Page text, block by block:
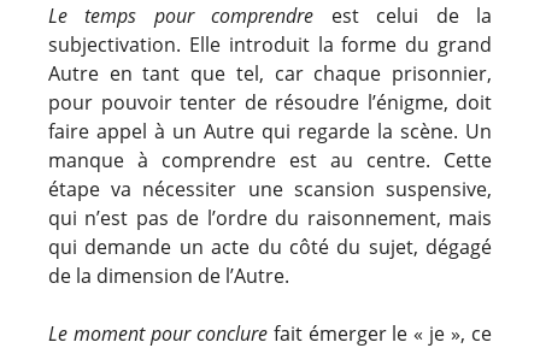
Le temps pour comprendre est celui de la
subjectivation. Elle introduit la forme du grand
Autre en tant que tel, car chaque prisonnier,
pour pouvoir tenter de résoudre l’énigme, doit
faire appel à un Autre qui regarde la scène. Un
manque à comprendre est au centre. Cette
étape va nécessiter une scansion suspensive,
qui n’est pas de l’ordre du raisonnement, mais
qui demande un acte du côté du sujet, dégagé
de la dimension de l’Autre.
Le moment pour conclurefait émerger le « je », ce